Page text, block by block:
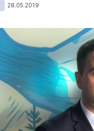
28.05.2019